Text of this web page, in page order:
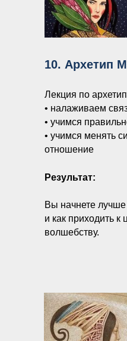
10. Архетип
Лекция по
• налаживаем
• учимся
• учимся менять
отношение
Результат:
Вы начнете
и как приходить к
волшебству.